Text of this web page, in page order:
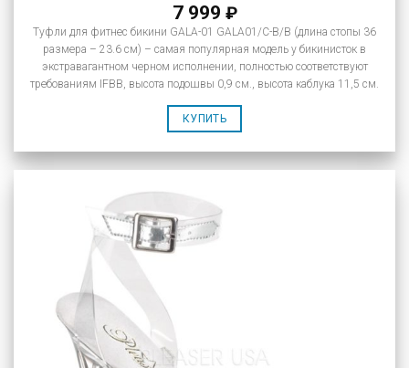
7 999 ₽
Туфли для фитнес бикини GALA-01 GALA01/C-B/B (длина стопы 36
размера – 23.6 см) – самая популярная модель у бикинисток в
экстравагантном черном исполнении, полностью соответствуют
требованиям IFBB, высота подошвы 0,9 см., высота каблука 11,5 см.
КУПИТЬ